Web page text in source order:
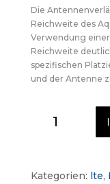
Die
Reichweite des
Verwendung
Reichweite
spezifischen
und der Antenne
Kategorien: lte,